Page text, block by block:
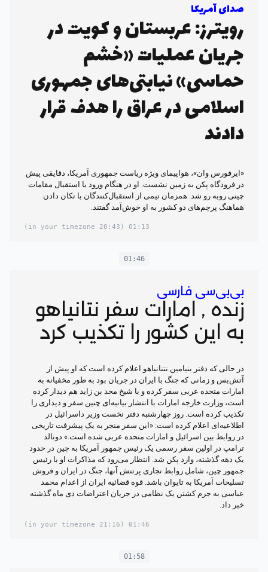
صدای آمریکا
رویترز: عربستان و کویت در
جریان عملیات «خشم
حماسی» نیابتی‌های جمهوری
اسلامی در عراق را هدف قرار
دادند
«ایرفورس وان»، هواپیمای ویژه ریاست جمهوری آمریکا، دقایقی پیش
در فرودگاه پکن به زمین نشست. او در هنگام ورود با استقبال مقامات
چینی رو‌به رو شد. همزمان تیمی از استقبال‌کنندگان با تکان دادن
هماهنگ پرچم‌های دو کشور به او خوش‌آمد گفتند.
01:13
(20:43 in your timezone)
01:46
بی‌بی‌سی فارسی
زنده , امارات سفر نتانیاهو
به این کشور را تکذیب کرد
در حالی که دفتر بنیامین نتنانیاهو اعلام کرده است که او پیش از
آتش‌بس و زمانی که جنگ با ایران در جریان بود به طور مخفیانه به
امارات متحده عربی سفر کرده و با شیخ محد بن زاید هم دیدار کرده
است، وزارت خارجه امارات با انتشار بیانیه‌ای چنین سفر و دیداری را
تکذیب کرده است. روز چهارشنبه دفتر نخست وزیر داسرائیل در
اطلاعیه‌ای اعلام کرده است: «این سفر منجر به یک پیشرفت تاریخی
در روابط بین اسرائیل و امارات متحده عربی شده است.» دونالد
ترامپ در اولین سفر رسمی یک رئیس جمهور آمریکا به چین در حدود
یک دهه گذشته، وارد پکن شد. انتظار می‌رود که مذاکرات او با رئیس
جمهور چین، شامل روابط تجاری پرتنش آنها، جنگ در ایران و فروش
تسلیحات آمریکا به تایوان باشد. قوه قضائیه ایران از اعدام محمد
عباسی به جرم کشتن یک نظامی در جریان اعتراضات دی ماه گذشته
خبر داد.
01:46
(21:16 in your timezone)
01:58